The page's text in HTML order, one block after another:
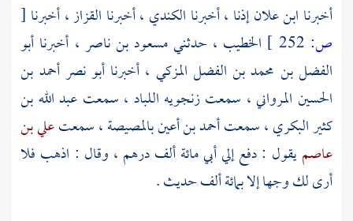
أخبرنا ابن علانإذنا ، أخبرنا الكندي ، أخبرنا القزاز، أخبرنا [
ص:
الخطيب ، حدثنيمسعود بن ناصر ، أخبرنا أبو
الفضل بن محمد بن الفضل المزكي ، أخبرناأبو نصر أحمد بن
الحسين المرواني، سمعتزنجويه اللباد ، سمعت عبد الله بن
كثير البكري، سمعتأحمد بن أعينبالمصيصة، سمعتعلي بن
عاصميقول : دفع إلي أبي مائة ألف درهم ، وقال : اذهب فلا
أرى لك وجها إلا بمائة ألف حديث .